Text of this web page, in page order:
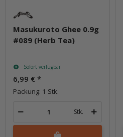
Masukuroto Ghee 0.9g
#089 (Herb Tea)
Sofort verfügbar
6,99 € *
Packung: 1 Stk.
Stk.